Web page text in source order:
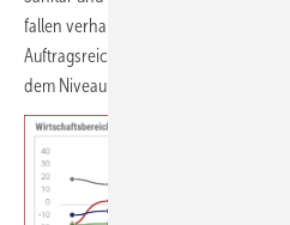
fallen verhaltener aus, vor allem im
Auftragsreichweite ist auf 11,5
dem Niveau der Jahre 2021 bis 2025.